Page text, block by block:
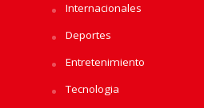
Internacionales
Deportes
Entretenimiento
Tecnologia